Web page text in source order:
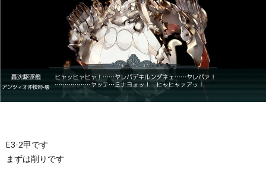
E3-2甲です
まずは削りです